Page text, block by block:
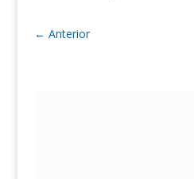
← Anterior